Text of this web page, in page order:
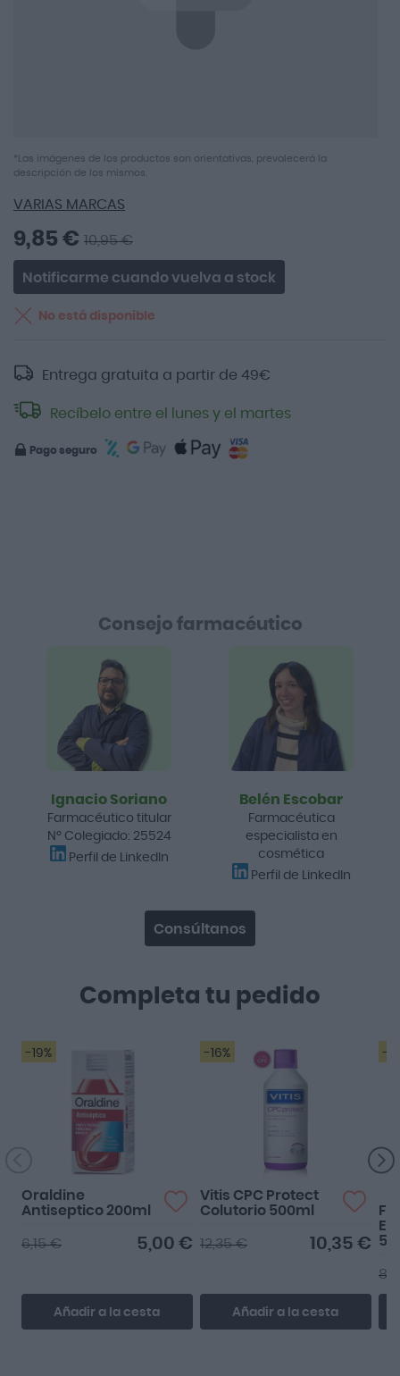
Saltar
al
de
la
galería
de
imágenes
*Las imágenes de los productos son orientativas, prevalecerá la
descripción de los mismos.
VARIAS MARCAS
9,85 € 10,95 €
Notificarme cuando vuelva a stock
No está disponible
Entrega gratuita a partir de 49€
Recíbelo entre el lunes y el martes
Pago seguro
Completa tu pedido
-19%
Oraldine
Antiseptico 200ml
5,00 €
6,15 €
Añadir a la cesta
-16%
Vitis CPC Protect
Colutorio 500ml
10,35 €
12,35 €
Añadir a la cesta
-
Consejo farmacéutico
Ignacio Soriano
Farmacéutico titular
Nº Colegiado: 25524
Perfil de LinkedIn
Belén Escobar
Farmacéutica
especialista en
cosmética
Perfil de LinkedIn
Consúltanos